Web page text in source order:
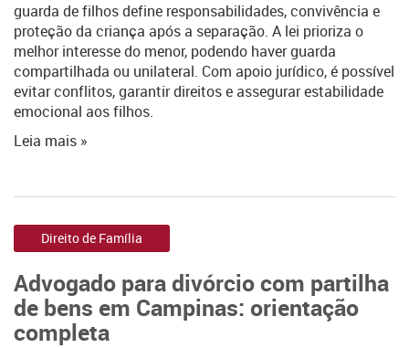
guarda de filhos define responsabilidades, convivência e
proteção da criança após a separação. A lei prioriza o
melhor interesse do menor, podendo haver guarda
compartilhada ou unilateral. Com apoio jurídico, é possível
evitar conflitos, garantir direitos e assegurar estabilidade
emocional aos filhos.
Leia mais »
Direito de Família
Advogado para divórcio com partilha
de bens em Campinas: orientação
completa